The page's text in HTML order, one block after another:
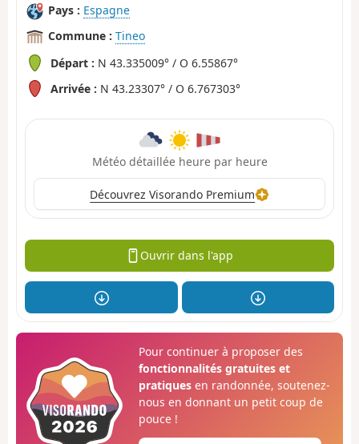
Pays : Espagne
Commune : Tineo
Départ : N 43.335009° / O 6.55867°
Arrivée : N 43.23307° / O 6.767303°
Météo détaillée heure par heure
Découvrez Visorando Premium
Ouvrir dans l'app
Pour continuer à proposer des
fonctionnalités gratuites et
pratiquesen randonnée, soutenez-
nous en donnant un petit coup de
pouce !